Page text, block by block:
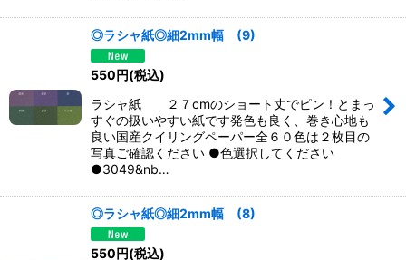
◎ラシャ紙◎細2mm幅 (9)
550円(税込)
ラシャ紙 ２７cmのショート丈でピン！とまっ
すぐの扱いやすい紙です発色も良く、巻き心地も
良い国産クイリングペーパー全６０色は２枚目の
写真ご確認ください ●色選択してください
●3049&nb…
◎ラシャ紙◎細2mm幅 (8)
550円(税込)